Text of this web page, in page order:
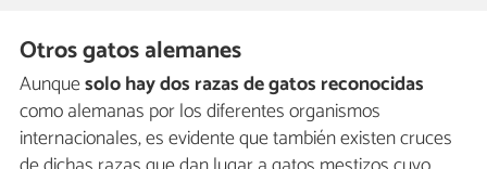
Otros gatos alemanes
Aunquesolo hay dos razas de gatos reconocidas
como alemanas por los diferentes organismos
internacionales, es evidente que también existen cruces